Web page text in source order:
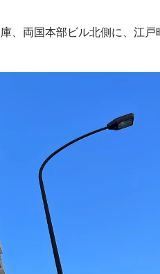
、両国本部ビル北側に、江戸